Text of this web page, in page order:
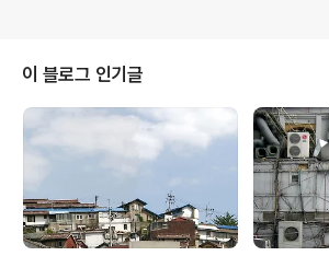
이 블로그 인기글